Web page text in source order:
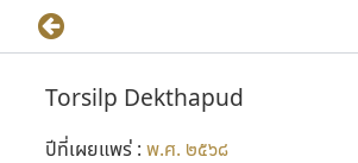
Torsilp Dekthapud
ปีที่เผยแพร่ : พ.ศ. ๒๕๖๘